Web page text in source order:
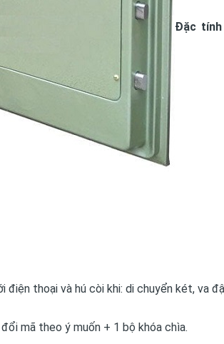
Đặc
thoại và hú còi khi: di chuyển két, va
mã theo ý muốn + 1 bộ khóa chìa.